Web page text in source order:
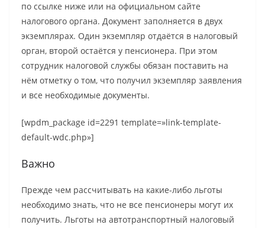
по ссылке ниже или на официальном сайте
налогового органа. Документ заполняется в двух
экземплярах. Один экземпляр отдаётся в налоговый
орган, второй остаётся у пенсионера. При этом
сотрудник налоговой службы обязан поставить на
нём отметку о том, что получил экземпляр заявления
и все необходимые документы.
[wpdm_package id=2291 template=»link-template-
default-wdc.php»]
Важно
Прежде чем рассчитывать на какие-либо льготы
необходимо знать, что не все пенсионеры могут их
получить. Льготы на автотранспортный налоговый